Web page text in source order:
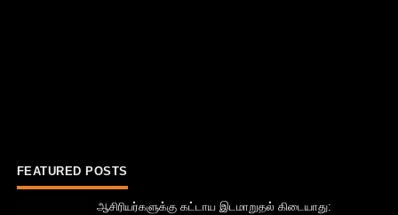
FEATURED POSTS
ஆசிரியர்களுக்கு கட்டாய இடமாறுதல் கிடையாது: